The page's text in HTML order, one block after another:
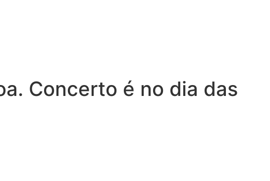
Concerto é no dia das